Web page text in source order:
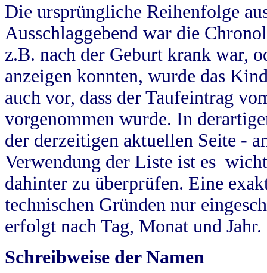
Die ursprüngliche Reihenfolge
Ausschlaggebend war die
z.B. nach der Geburt krank war,
anzeigen konnten, wurde das
auch vor, dass der Taufeintrag
vorgenommen wurde. In
der derzeitigen aktuellen Seite -
Verwendung der Liste ist es
dahinter zu überprüfen. Eine
technischen Gründen nur
erfolgt nach Tag, Monat und Jahr.
Schreibweise der Namen